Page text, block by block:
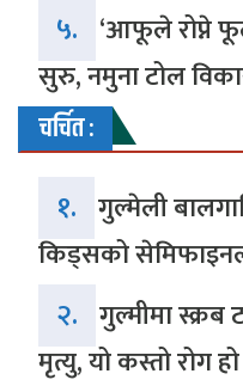
५. ‘आफूले रोप्ने
सुरु, नमुना टोल
चर्चित :
१. गुल्मेली
किड्सको
२. गुल्मीमा
मृत्यु, यो कस्तो रोग